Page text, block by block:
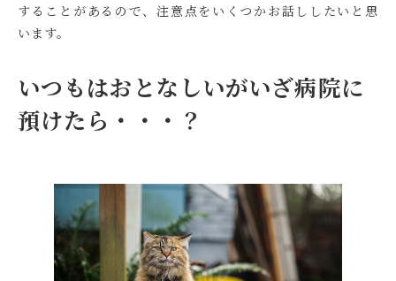
することがあるので、注意点をいくつかお話ししたいと思
います。
いつもはおとなしいがいざ病院に
預けたら・・・？